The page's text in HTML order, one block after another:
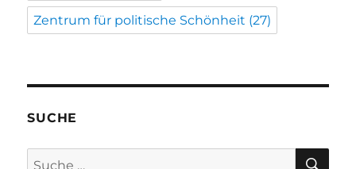
Zentrum für politische Schönheit (27)
SUCHE
Suche